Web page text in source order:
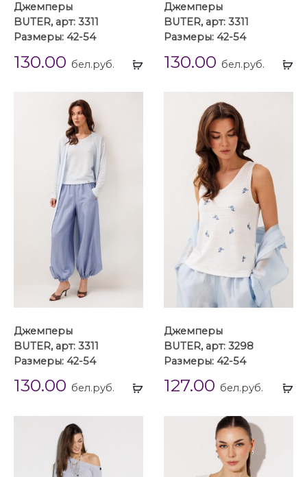
Выбрать
Джемперы
BUTER, арт: 3311
Размеры: 42-54
130.00 бел.руб.
Джемперы
BUTER, арт: 3311
Размеры: 42-54
130.00 бел.руб.
Выбрать
Джемперы
BUTER, арт: 3311
Размеры: 42-54
130.00 бел.руб.
Джемперы
BUTER, арт: 3298
Размеры: 42-54
127.00 бел.руб.